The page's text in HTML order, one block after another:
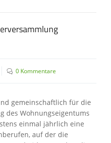
0 Kommentare
gemeinschaftlich für die
des Wohnungseigentums
einmal jährlich eine
auf der die